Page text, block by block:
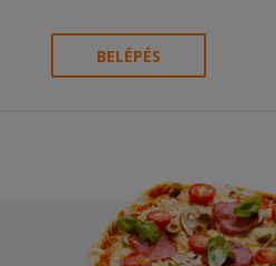
BELÉPÉS